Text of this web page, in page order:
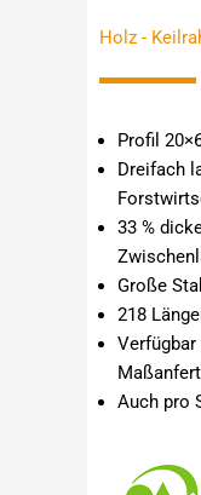
Holz -
Profil
Dreifach
33 %
Große
218
Auch pro